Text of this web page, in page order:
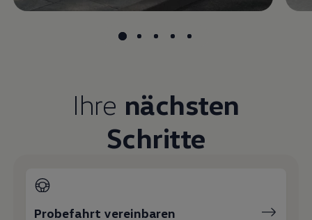
Ihre nächsten
Schritte
Probefahrt vereinbaren